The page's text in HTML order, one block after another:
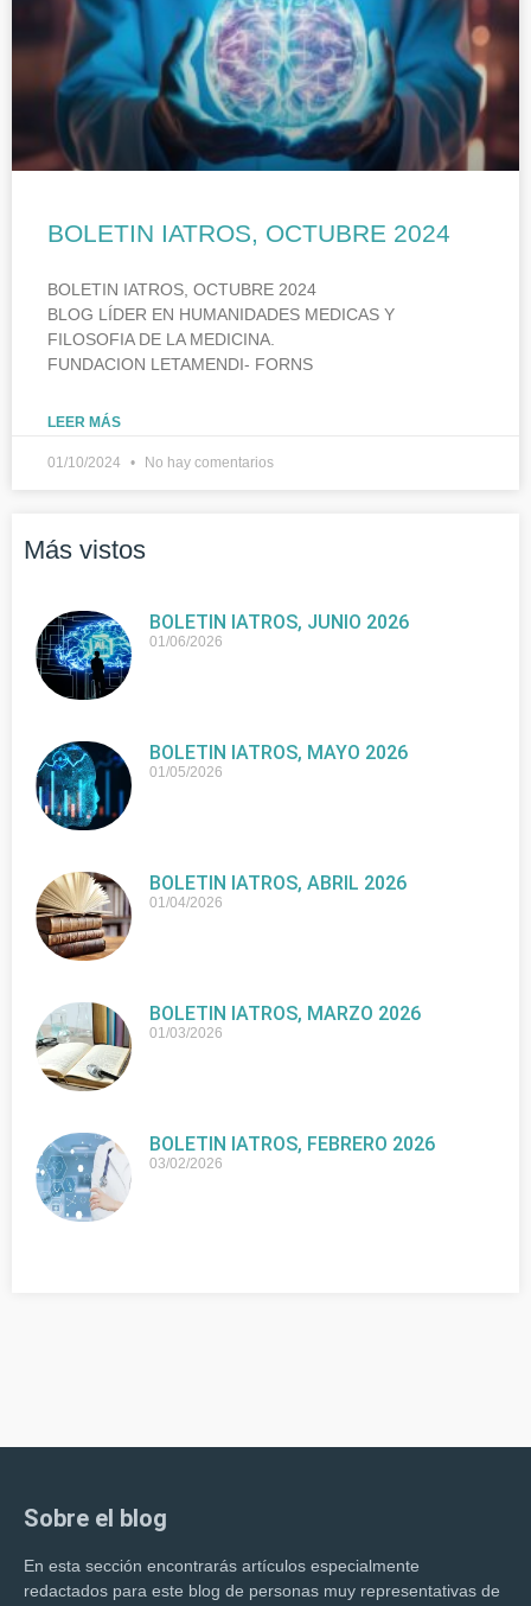
BOLETIN IATROS, OCTUBRE 2024
BOLETIN IATROS, OCTUBRE 2024
BLOG LÍDER EN HUMANIDADES MEDICAS Y
FILOSOFIA DE LA MEDICINA.
FUNDACION LETAMENDI- FORNS
LEER MÁS
01/10/2024 No hay comentarios
Más vistos
BOLETIN IATROS, JUNIO 2026
01/06/2026
BOLETIN IATROS, MAYO 2026
01/05/2026
BOLETIN IATROS, ABRIL 2026
01/04/2026
BOLETIN IATROS, MARZO 2026
01/03/2026
BOLETIN IATROS, FEBRERO 2026
03/02/2026
Sobre el blog
En esta sección encontrarás artículos especialmente
redactados para este blog de personas muy representativas de